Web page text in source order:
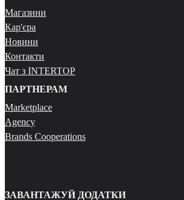
Магазини
Кар'єра
Новини
Контакти
Чат з INTERTOP
ПАРТНЕРАМ
Marketplace
Agency
Brands Cooperations
ЗАВАНТАЖУЙ ДОДАТКИ